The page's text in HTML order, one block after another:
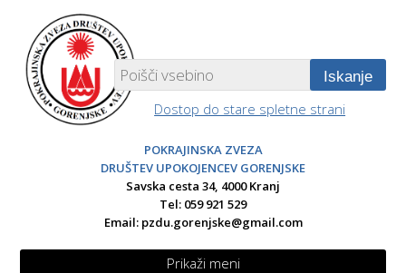
POKRAJINSKA ZVEZA
DRUŠTEV UPOKOJENCEV GORENJSKE
Savska cesta 34, 4000 Kranj
Tel: 059 921 529
Email: pzdu.gorenjske@gmail.com
Iskanje
Dostop do stare spletne strani
Prikaži meni